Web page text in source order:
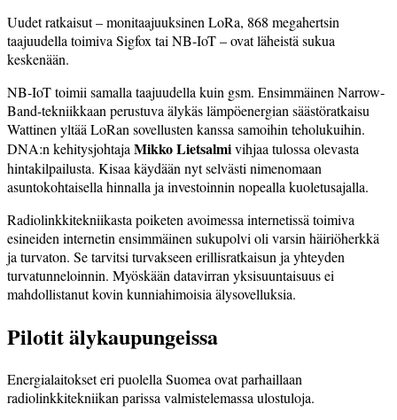
Uudet ratkaisut – monitaajuuksinen LoRa, 868 megahertsin
taajuudella toimiva Sigfox tai NB-IoT – ovat läheistä sukua
keskenään.
NB-IoT toimii samalla taajuu­della kuin gsm. Ensimmäinen Narrow­
Band-tekniikkaan perustuva älykäs lämpöenergian säästöratkaisu
Wattinen yltää LoRan sovellusten kanssa samoihin teholukuihin.
DNA:n kehitysjohtajaMikko Lietsalmivihjaa tulossa olevasta
hintakilpailusta. Kisaa käydään nyt selvästi nimenomaan
asuntokohtaisella hinnalla ja investoinnin nopealla kuoletusajalla.
Radiolinkkitekniikasta poiketen avoimessa internetissä toimiva
esineiden internetin ensimmäinen sukupolvi oli varsin häiriöherkkä
ja turvaton. Se tarvitsi turvakseen erillisratkaisun ja yhteyden
turvatunneloinnin. Myöskään datavirran yksisuuntaisuus ei
mahdollistanut kovin kunniahimoisia älysovelluksia.
Pilotit älykaupungeissa
Energialaitokset eri puolella Suomea ovat parhaillaan
radiolinkkitekniikan parissa valmistelemassa ulostuloja.